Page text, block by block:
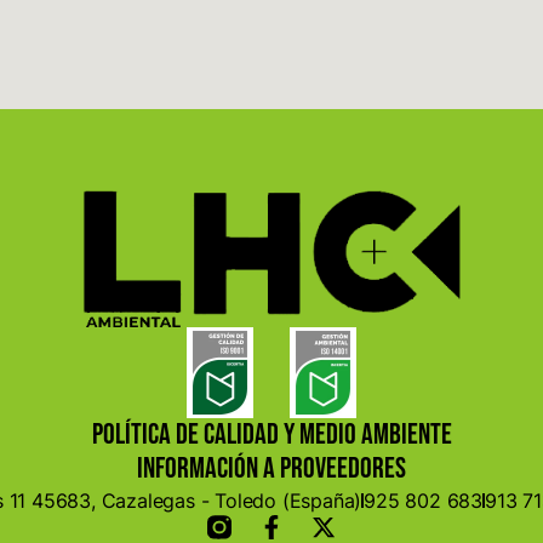
POLÍTICA DE CALIDAD Y MEDIO AMBIENTE
INFORMACIÓN A PROVEEDORES
45683, Cazalegas - Toledo (España)925 802 683913